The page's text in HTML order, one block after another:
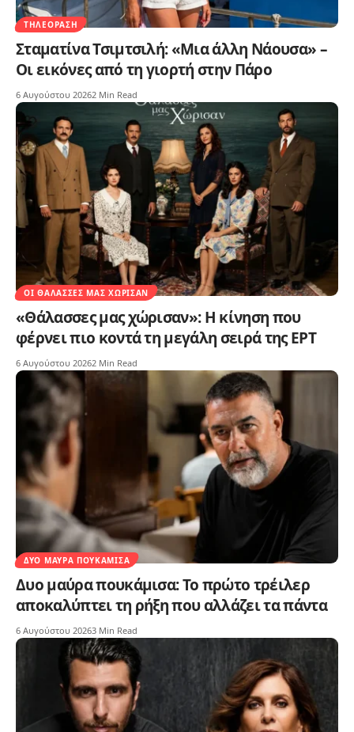
ΤΗΛΕΌΡΑΣΗ
Σταματίνα Τσιμτσιλή: «Μια άλλη Νάουσα» –
Οι εικόνες από τη γιορτή στην Πάρο
6 Αυγούστου 20262 Min Read
ΟΙ ΘΆΛΑΣΣΕΣ ΜΑΣ ΧΏΡΙΣΑΝ
«Θάλασσες μας χώρισαν»: Η κίνηση που
φέρνει πιο κοντά τη μεγάλη σειρά της ΕΡΤ
6 Αυγούστου 20262 Min Read
ΔΥΟ ΜΑΎΡΑ ΠΟΥΚΆΜΙΣΑ
Δυο μαύρα πουκάμισα: Το πρώτο τρέιλερ
αποκαλύπτει τη ρήξη που αλλάζει τα πάντα
6 Αυγούστου 20263 Min Read